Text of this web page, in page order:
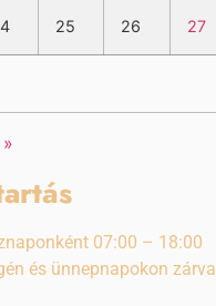
25 26 27
07:00 – 18:00
és ünnepnapokon zárva